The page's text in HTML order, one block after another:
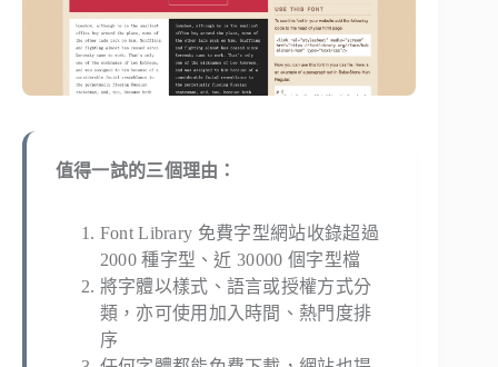
值得一試的三個理由：
Font Library 免費字型網站收錄超過
2000 種字型、近 30000 個字型檔
將字體以樣式、語言或授權方式分
類，亦可使用加入時間、熱門度排
序